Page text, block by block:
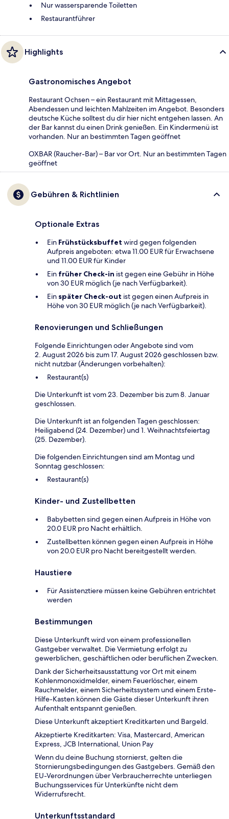
Nur wassersparende Toiletten
Restaurantführer
Highlights
Gastronomisches Angebot
Restaurant Ochsen – ein Restaurant mit Mittagessen,
Abendessen und leichten Mahlzeiten im Angebot. Besonders
deutsche Küche solltest du dir hier nicht entgehen lassen. An
der Bar kannst du einen Drink genießen. Ein Kindermenü ist
vorhanden. Nur an bestimmten Tagen geöffnet
OXBAR (Raucher-Bar) – Bar vor Ort. Nur an bestimmten Tagen
geöffnet
Gebühren & Richtlinien
Optionale Extras
Ein Frühstücksbuffet wird gegen folgenden
Aufpreis angeboten: etwa 11.00 EUR für Erwachsene
und 11.00 EUR für Kinder
Ein früher Check-in ist gegen eine Gebühr in Höhe
von 30 EUR möglich (je nach Verfügbarkeit).
Ein später Check-out ist gegen einen Aufpreis in
Höhe von 30 EUR möglich (je nach Verfügbarkeit).
Renovierungen und Schließungen
Folgende Einrichtungen oder Angebote sind vom
2. August 2026 bis zum 17. August 2026 geschlossen bzw.
nicht nutzbar (Änderungen vorbehalten):
Restaurant(s)
Die Unterkunft ist vom 23. Dezember bis zum 8. Januar
geschlossen.
Die Unterkunft ist an folgenden Tagen geschlossen:
Heiligabend (24. Dezember) und 1. Weihnachtsfeiertag
(25. Dezember).
Die folgenden Einrichtungen sind am Montag und
Sonntag geschlossen:
Restaurant(s)
Kinder- und Zustellbetten
Babybetten sind gegen einen Aufpreis in Höhe von
20.0 EUR pro Nacht erhältlich.
Zustellbetten können gegen einen Aufpreis in Höhe
von 20.0 EUR pro Nacht bereitgestellt werden.
Haustiere
Für Assistenztiere müssen keine Gebühren entrichtet
werden
Bestimmungen
Diese Unterkunft wird von einem professionellen
Gastgeber verwaltet. Die Vermietung erfolgt zu
gewerblichen, geschäftlichen oder beruflichen Zwecken.
Dank der Sicherheitsausstattung vor Ort mit einem
Kohlenmonoxidmelder, einem Feuerlöscher, einem
Rauchmelder, einem Sicherheitssystem und einem Erste-
Hilfe-Kasten können die Gäste dieser Unterkunft ihren
Aufenthalt entspannt genießen.
Diese Unterkunft akzeptiert Kreditkarten und Bargeld.
Akzeptierte Kreditkarten: Visa, Mastercard, American
Express, JCB International, Union Pay
Wenn du deine Buchung stornierst, gelten die
Stornierungsbedingungen des Gastgebers. Gemäß den
EU-Verordnungen über Verbraucherrechte unterliegen
Buchungsservices für Unterkünfte nicht dem
Widerrufsrecht.
Unterkunftsstandard